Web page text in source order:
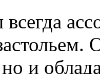
но и